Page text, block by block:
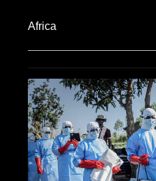
Africa​